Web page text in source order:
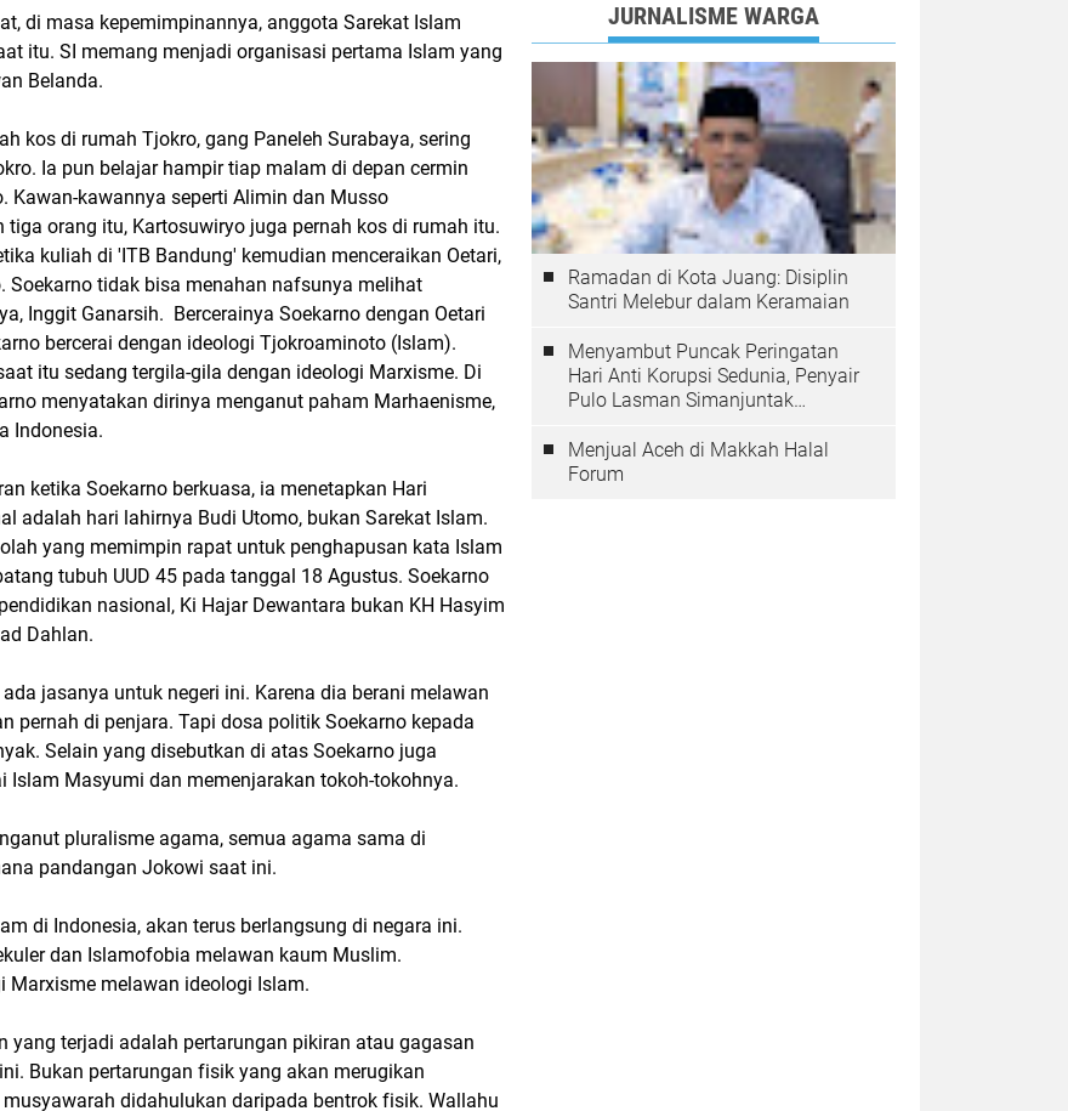
di masa kepemimpinannya, anggota Sarekat Islam
itu. SI memang menjadi organisasi pertama Islam yang
Belanda.
kos di rumah Tjokro, gang Paneleh Surabaya, sering
Ia pun belajar hampir tiap malam di depan cermin
Kawan-kawannya seperti Alimin dan Musso
tiga orang itu, Kartosuwiryo juga pernah kos di rumah itu.
kuliah di 'ITB Bandung' kemudian menceraikan Oetari,
Soekarno tidak bisa menahan nafsunya melihat
Inggit Ganarsih. Bercerainya Soekarno dengan Oetari
bercerai dengan ideologi Tjokroaminoto (Islam).
itu sedang tergila-gila dengan ideologi Marxisme. Di
menyatakan dirinya menganut paham Marhaenisme,
Indonesia.
ketika Soekarno berkuasa, ia menetapkan Hari
adalah hari lahirnya Budi Utomo, bukan Sarekat Islam.
yang memimpin rapat untuk penghapusan kata Islam
tubuh UUD 45 pada tanggal 18 Agustus. Soekarno
nasional, Ki Hajar Dewantara bukan KH Hasyim
Dahlan.
jasanya untuk negeri ini. Karena dia berani melawan
pernah di penjara. Tapi dosa politik Soekarno kepada
Selain yang disebutkan di atas Soekarno juga
Islam Masyumi dan memenjarakan tokoh-tokohnya.
pluralisme agama, semua agama sama di
pandangan Jokowi saat ini.
di Indonesia, akan terus berlangsung di negara ini.
dan Islamofobia melawan kaum Muslim.
Marxisme melawan ideologi Islam.
yang terjadi adalah pertarungan pikiran atau gagasan
Bukan pertarungan fisik yang akan merugikan
didahulukan daripada bentrok fisik. Wallahu
JURNALISME WARGA
Ramadan di Kota Juang: Disiplin
Santri Melebur dalam Keramaian
Menyambut Puncak Peringatan
Hari Anti Korupsi Sedunia, Penyair
Pulo Lasman Simanjuntak
Korupsi di Indonesia
Menjual Aceh di Makkah Halal
Forum